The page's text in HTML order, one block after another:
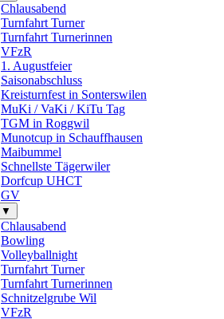
Chlausabend
Turnfahrt Turner
Turnfahrt Turnerinnen
VFzR
1. Augustfeier
Saisonabschluss
Kreisturnfest in Sonterswilen
MuKi / VaKi / KiTu Tag
TGM in Roggwil
Munotcup in Schauffhausen
Maibummel
Schnellste Tägerwiler
Dorfcup UHCT
GV
▼
Chlausabend
Bowling
Volleyballnight
Turnfahrt Turner
Turnfahrt Turnerinnen
Schnitzelgrube Wil
VFzR